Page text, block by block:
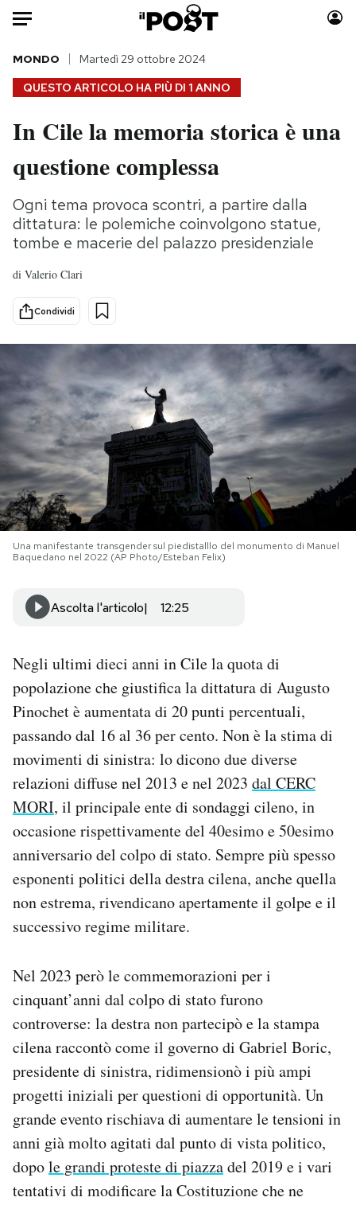
Auto
HOME
Italia
Politica
Tecnologia
Internet
Scienza
Cultura
Economia
Sport
Moda
Consumismi
Storie/Idee
Ok Boomer!
Media
PODCAST
NEWSLETTER
I MIEI PREFERITI
SHOP
CALENDARIO
Area Personale
Newsletter
Hai bisogno di aiuto?
Esci
QUESTO ARTICOLO HA PIÙ DI 1 ANNO
MONDO Martedì 29 ottobre 2024
In Cile la memoria storica è una
questione complessa
Ogni tema provoca scontri, a partire dalla
dittatura: le polemiche coinvolgono statue,
tombe e macerie del palazzo presidenziale
di Valerio Clari
Condividi
Una manifestante transgender sul piedistalllo del monumento di Manuel
Baquedano nel 2022 (AP Photo/Esteban Felix)
Ascolta l'articolo 12:25
Negli ultimi dieci anni in Cile la quota di
popolazione che giustifica la dittatura di Augusto
Pinochet è aumentata di 20 punti percentuali,
passando dal 16 al 36 per cento. Non è la stima di
movimenti di sinistra: lo dicono due diverse
relazioni diffuse nel 2013 e nel 2023 dal CERC
MORI, il principale ente di sondaggi cileno, in
occasione rispettivamente del 40esimo e 50esimo
anniversario del colpo di stato. Sempre più spesso
esponenti politici della destra cilena, anche quella
non estrema, rivendicano apertamente il golpe e il
successivo regime militare.
Nel 2023 però le commemorazioni per i
cinquant’anni dal colpo di stato furono
controverse: la destra non partecipò e la stampa
cilena raccontò come il governo di Gabriel Boric,
presidente di sinistra, ridimensionò i più ampi
progetti iniziali per questioni di opportunità. Un
grande evento rischiava di aumentare le tensioni in
anni già molto agitati dal punto di vista politico,
dopole grandi proteste di piazzadel 2019 e i vari
tentativi di modificare la Costituzione che ne